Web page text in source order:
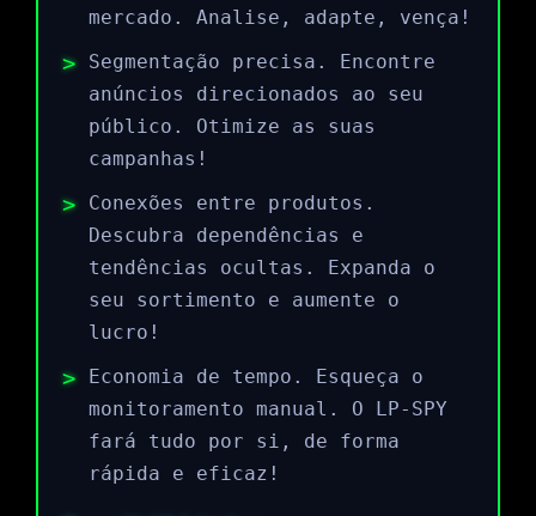
mercado. Analise, adapte, vença!
Segmentação precisa. Encontre
anúncios direcionados ao seu
público. Otimize as suas
campanhas!
Conexões entre produtos.
Descubra dependências e
tendências ocultas. Expanda o
seu sortimento e aumente o
lucro!
Economia de tempo. Esqueça o
monitoramento manual. O LP-SPY
fará tudo por si, de forma
rápida e eficaz!